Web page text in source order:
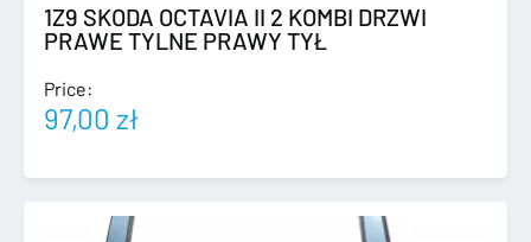
1Z9 SKODA OCTAVIA II 2 KOMBI DRZWI
PRAWE TYLNE PRAWY TYŁ
Price:
97,00 zł